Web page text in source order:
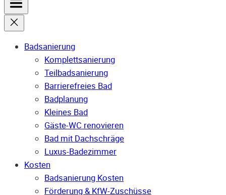
Badsanierung
Komplettsanierung
Teilbadsanierung
Barrierefreies Bad
Badplanung
Kleines Bad
Gäste-WC renovieren
Bad mit Dachschräge
Luxus-Badezimmer
Kosten
Badsanierung Kosten
Förderung & KfW-Zuschüsse